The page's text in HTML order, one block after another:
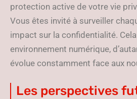
protection active de votre vie
Vous êtes invité à surveiller
impact sur la confidentialité.
environnement numérique,
évolue constamment face aux
Les perspectives